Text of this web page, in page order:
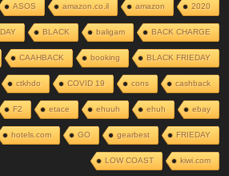
2020
amazon
amazon.co.il
ASOS
BACK CHARGE
baligam
BLACK
BLACK FRIEDAY
booking
CAAHBACK
cashback
cons
COVID 19
ctkhdo
ebay
ehuh
ehuuh
etace
F2
FRIEDAY
gearbest
GO
hotels.com
kiwi.com
LOW COAST